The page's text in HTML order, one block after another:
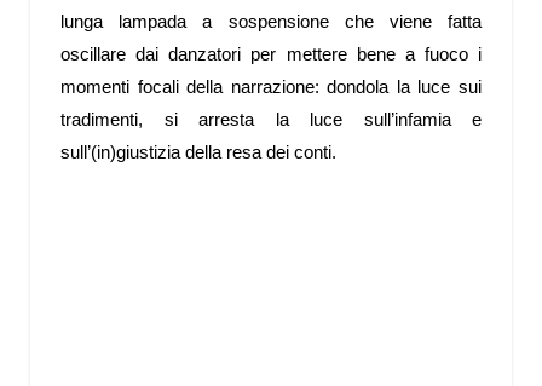
lunga lampada a sospensione che viene fatta
oscillare dai danzatori per mettere bene a fuoco i
momenti focali della narrazione: dondola la luce sui
tradimenti, si arresta la luce sull’infamia e
sull’(in)giustizia della resa dei conti.